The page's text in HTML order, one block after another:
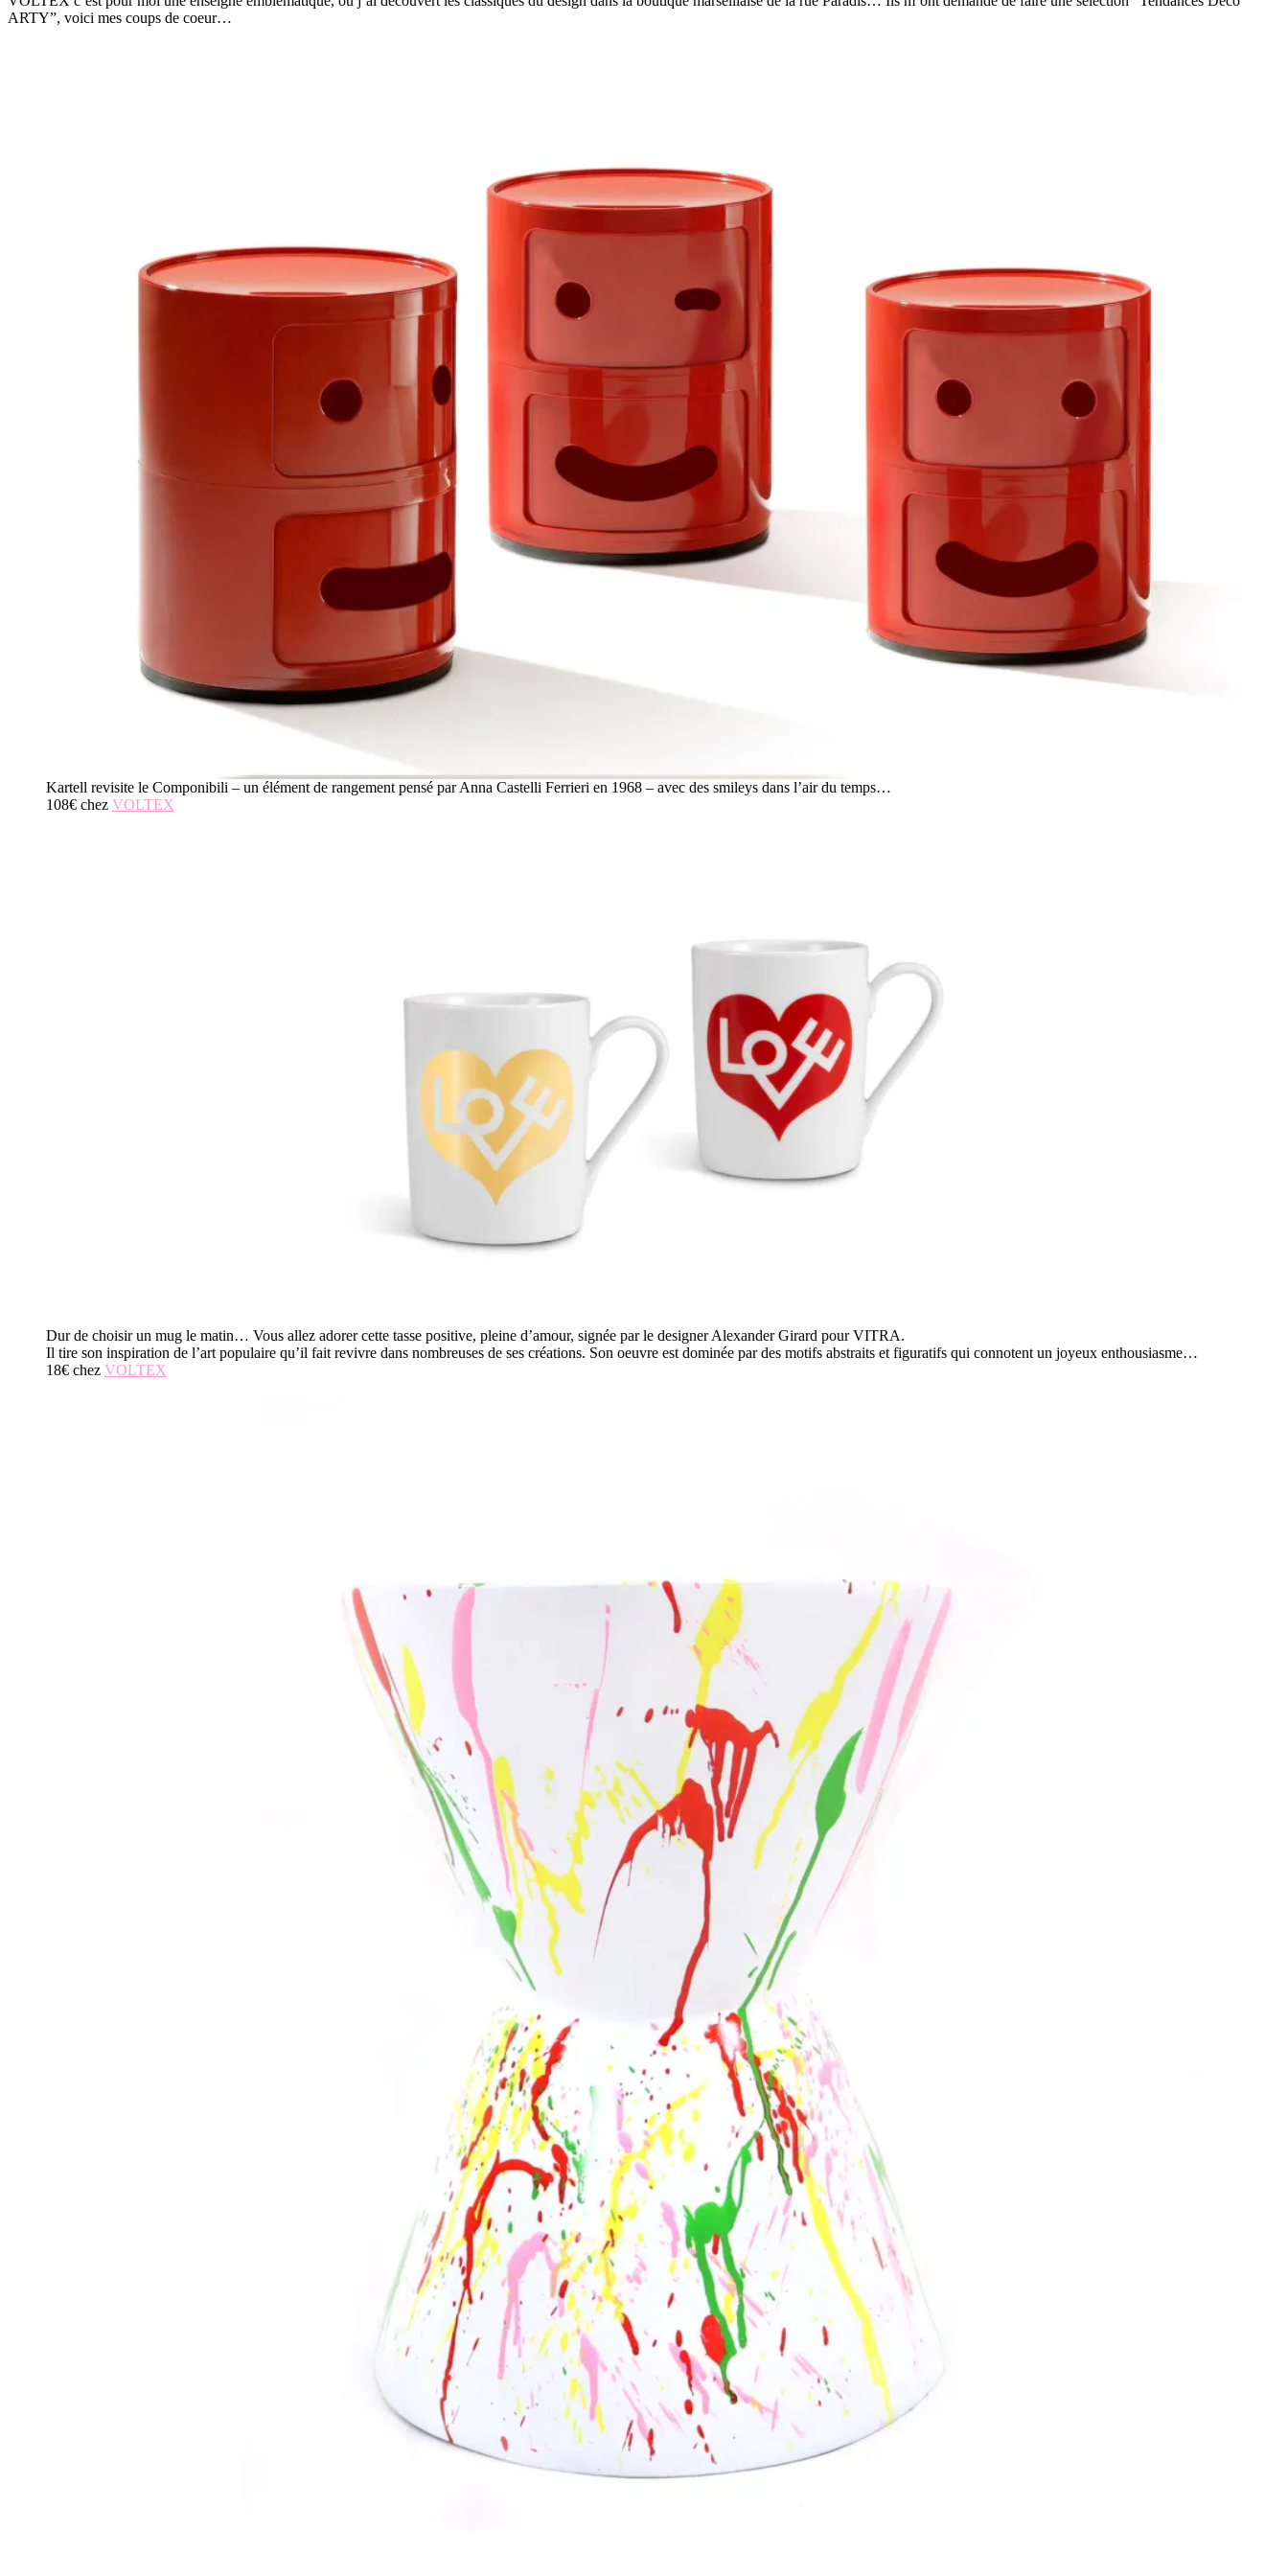
ARTY”, voici mes coups de coeur…
Kartell revisite le Componibili – un élément de rangement pensé par Anna Castelli Ferrieri en 1968 – avec des smileys dans l’air du temps…
108€ chez VOLTEX
Dur de choisir un mug le matin… Vous allez adorer cette tasse positive, pleine d’amour, signée par le designer Alexander Girard pour VITRA.
Il tire son inspiration de l’art populaire qu’il fait revivre dans nombreuses de ses créations. Son oeuvre est dominée par des motifs abstraits et figuratifs qui connotent un joyeux enthousiasme…
18€ chez VOLTEX